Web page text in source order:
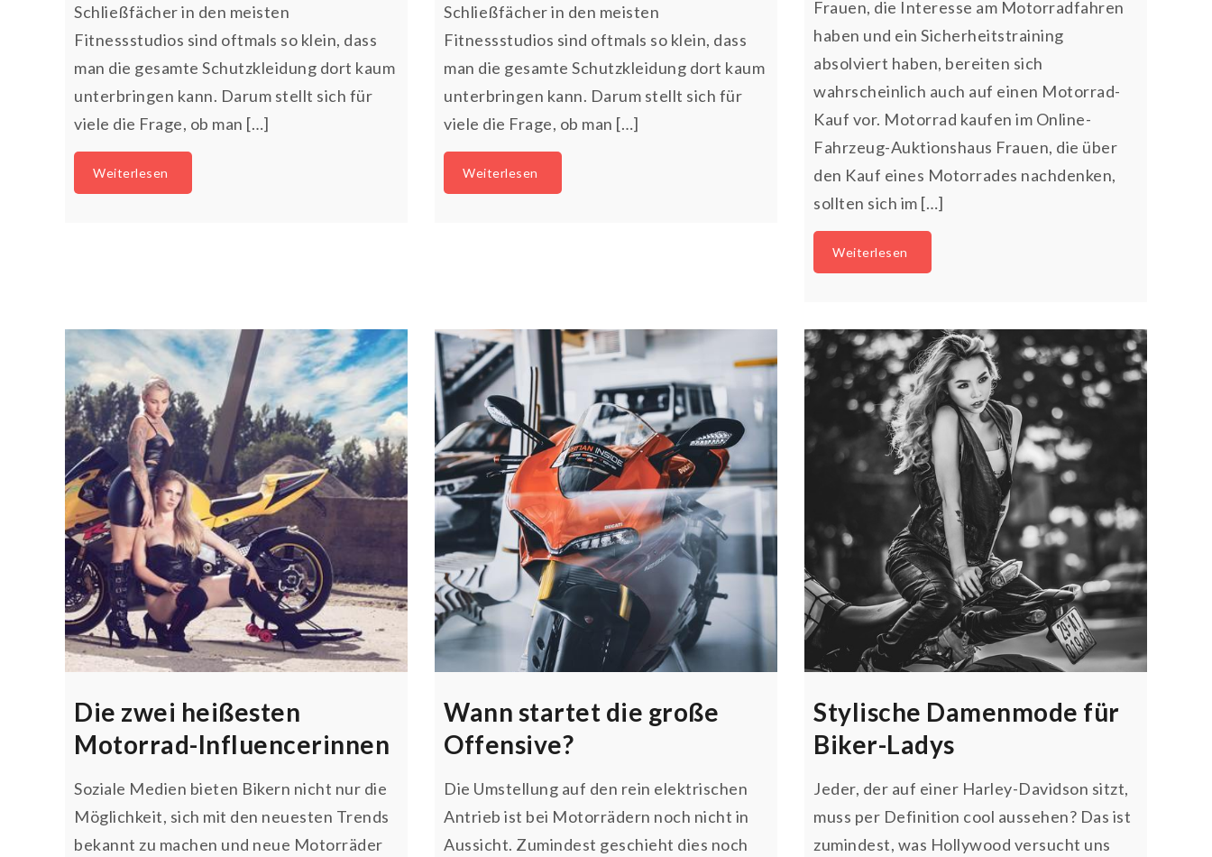
Schließfächer in den meisten
Fitnessstudios sind oftmals so klein, dass
man die gesamte Schutzkleidung dort kaum
unterbringen kann. Darum stellt sich für
viele die Frage, ob man […]
Schließfächer in den meisten
Fitnessstudios sind oftmals so klein, dass
man die gesamte Schutzkleidung dort kaum
unterbringen kann. Darum stellt sich für
viele die Frage, ob man […]
Frauen, die Interesse am Motorradfahren
haben und ein Sicherheitstraining
absolviert haben, bereiten sich
wahrscheinlich auch auf einen Motorrad-
Kauf vor. Motorrad kaufen im Online-
Fahrzeug-Auktionshaus Frauen, die über
den Kauf eines Motorrades nachdenken,
sollten sich im […]
Die zwei heißesten
Motorrad-Influencerinnen
Soziale Medien bieten Bikern nicht nur die
Möglichkeit, sich mit den neuesten Trends
bekannt zu machen und neue Motorräder
Wann startet die große
Offensive?
Die Umstellung auf den rein elektrischen
Antrieb ist bei Motorrädern noch nicht in
Aussicht. Zumindest geschieht dies noch
Stylische Damenmode für
Biker-Ladys
Jeder, der auf einer Harley-Davidson sitzt,
muss per Definition cool aussehen? Das ist
zumindest, was Hollywood versucht uns